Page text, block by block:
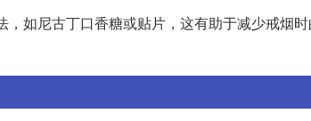
，如尼古丁口香糖或贴片，这有助于减少戒烟